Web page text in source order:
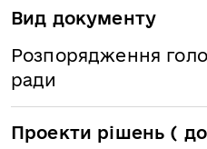
Вид документу
Розпорядження
ради
Проекти рішень (